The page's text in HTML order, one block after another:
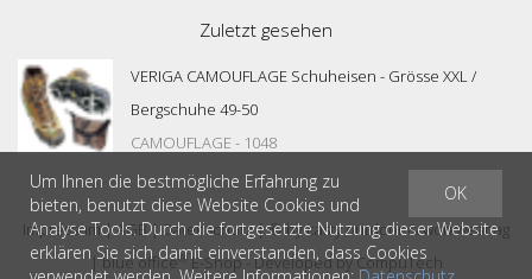
Zuletzt gesehen
VERIGA CAMOUFLAGE Schuheisen - Grösse XXL /
Bergschuhe 49-50
CAMOUFLAGE - 1048
Impressum|AGB|Datenschutz| © bycasty outdoor & workwear ag
|blue office® E-Shop - Developed byCompuTech
OK
Um Ihnen die bestmögliche Erfahrung zu
bieten, benutzt diese Website Cookies und
Analyse Tools. Durch die fortgesetzte Nutzung dieser Website
erklären Sie sich damit einverstanden, dass Cookies